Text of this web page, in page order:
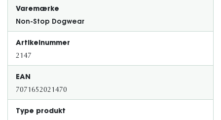
Varemærke
Non-Stop Dogwear
Artikelnummer
2147
EAN
7071652021470
Type produkt